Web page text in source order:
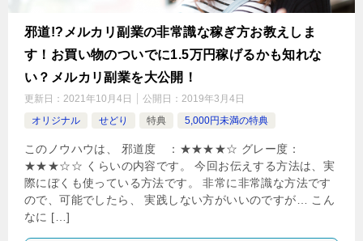
邪道!?メルカリ副業の非常識な稼ぎ方お教えしま
す！お買い物のついでに1.5万円稼げるかも知れな
い？メルカリ副業を大公開！
更新日： 2021年10月4日 公開日： 2019年3月4日
オリジナル
せどり 特典 5,000円未満の特典
このノウハウは、 邪道度 ：★★★★☆ グレー度：
★★★☆☆ くらいの内容です。 今回お伝えする方法は、実
際にぼくも使っている方法です。 非常に非常識な方法です
ので、可能でしたら、 実践しない方がいいのですが… こん
なに […]